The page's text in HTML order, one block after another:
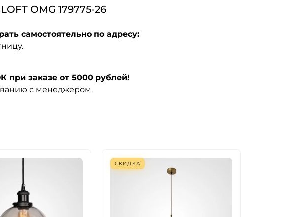
OMG 179775-26
самостоятельно по адресу:
заказе от 5000 рублей!
с менеджером.
СКИДКА